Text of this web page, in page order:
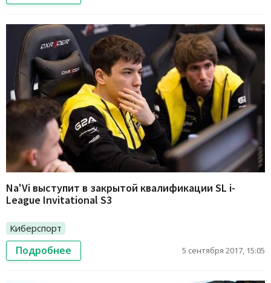
Na'Vi выступит в закрытой квалификации SL i-
League Invitational S3
Киберспорт
Подробнее 5 сентября 2017, 15:05